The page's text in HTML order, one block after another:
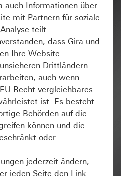
auch Informationen über
mit Partnern für soziale
teilt.
dass Gira und
Ihre Website-
Drittländern
auch wenn
Recht vergleichbares
ist. Es besteht
Behörden auf die
können und die
oder
jederzeit ändern,
jeden Seite den Link